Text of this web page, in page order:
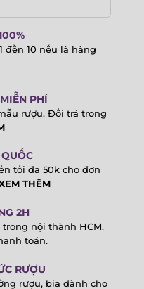
đền 10 nếu là hàng
PHÍ
rượu. Đổi trả trong
tối đa 50k cho đơn
THÊM
2H
nội thành HCM.
toán.
RƯỢU
rượu, bia dành cho